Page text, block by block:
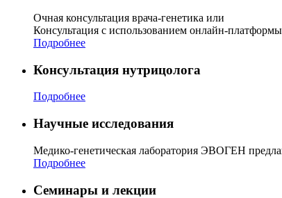
Очная консультация врача-генетика или
Консультация с использованием онлайн-
Подробнее
Консультация нутрицолога
Подробнее
Научные исследования
Медико-генетическая лаборатория ЭВОГЕН
Подробнее
Семинары и лекции